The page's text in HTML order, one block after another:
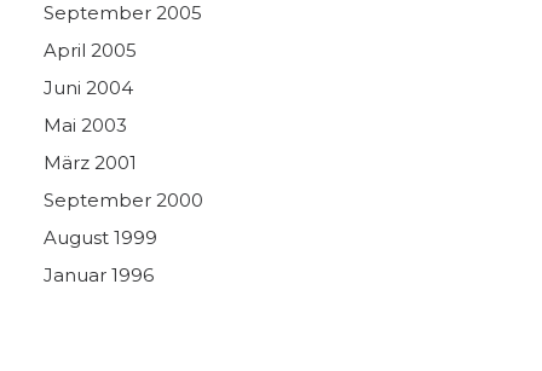
September 2005
April 2005
Juni 2004
Mai 2003
März 2001
September 2000
August 1999
Januar 1996